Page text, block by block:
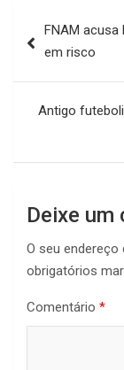
de
FNAM
em risco
Antigo
Deixe um
O seu endereço
obrigatórios
Comentário *